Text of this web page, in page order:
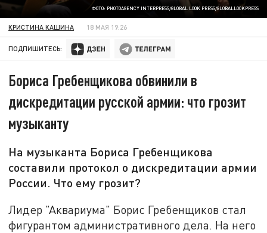
ФОТО: PHOTOAGENCY INTERPRESS/GLOBAL LOOK PRESS/GLOBALLOOKPRESS
КРИСТИНА КАШИНА 18 МАЯ 19:26
ПОДПИШИТЕСЬ:
Бориса Гребенщикова обвинили в
дискредитации русской армии: что грозит
музыканту
На музыканта Бориса Гребенщикова
составили протокол о дискредитации армии
России. Что ему грозит?
Лидер "Аквариума" Борис Гребенщиков стал
фигурантом административного дела. На него